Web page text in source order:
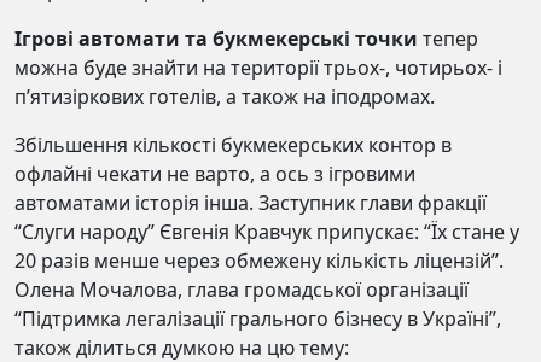
Ігрові автомати та букмекерські точки тепер
можна буде знайти на території трьох-, чотирьох- і
п’ятизіркових готелів, а також на іподромах.
Збільшення кількості букмекерських контор в
офлайні чекати не варто, а ось з ігровими
автоматами історія інша. Заступник глави фракції
“Слуги народу” Євгенія Кравчук припускає: “Їх стане у
20 разів менше через обмежену кількість ліцензій”.
Олена Мочалова, глава громадської організації
“Підтримка легалізації грального бізнесу в Україні”,
також ділиться думкою на цю тему: